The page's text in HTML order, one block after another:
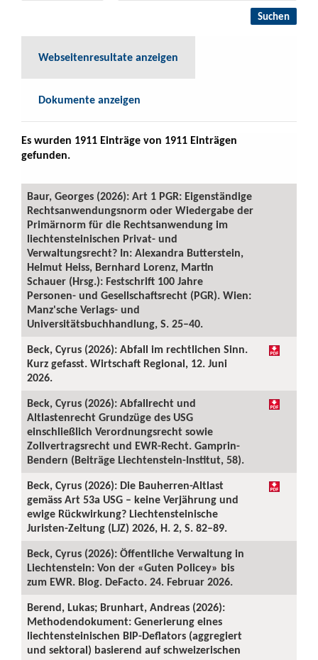
Webseitenresultate anzeigen
Dokumente anzeigen
Es wurden 1911 Einträge von 1911 Einträgen
gefunden.
Baur, Georges (2026): Art 1 PGR: Eigenständige
Rechtsanwendungsnorm oder Wiedergabe der
Primärnorm für die Rechtsanwendung im
liechtensteinischen Privat- und
Verwaltungsrecht? In: Alexandra Butterstein,
Helmut Heiss, Bernhard Lorenz, Martin
Schauer (Hrsg.): Festschrift 100 Jahre
Personen- und Gesellschaftsrecht (PGR). Wien:
Manz'sche Verlags- und
Universitätsbuchhandlung, S. 25–40.
Beck, Cyrus (2026): Abfall im rechtlichen Sinn.
Kurz gefasst. Wirtschaft Regional, 12. Juni
2026.
Beck, Cyrus (2026): Abfallrecht und
Altlastenrecht Grundzüge des USG
einschließlich Verordnungsrecht sowie
Zollvertragsrecht und EWR-Recht. Gamprin-
Bendern (Beiträge Liechtenstein-Institut, 58).
Beck, Cyrus (2026): Die Bauherren-Altlast
gemäss Art 53a USG – keine Verjährung und
ewige Rückwirkung? Liechtensteinische
Juristen-Zeitung (LJZ) 2026, H. 2, S. 82–89.
Beck, Cyrus (2026): Öffentliche Verwaltung in
Liechtenstein: Von der «Guten Policey» bis
zum EWR. Blog. DeFacto. 24. Februar 2026.
Berend, Lukas; Brunhart, Andreas (2026):
Methodendokument: Generierung eines
liechtensteinischen BIP-Deflators (aggregiert
und sektoral) basierend auf schweizerischen